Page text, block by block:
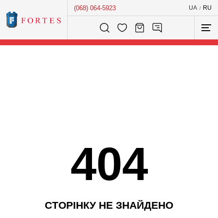
(068) 064-5923 UA / RU
Розумний пошук...
404
СТОРІНКУ НЕ ЗНАЙДЕНО